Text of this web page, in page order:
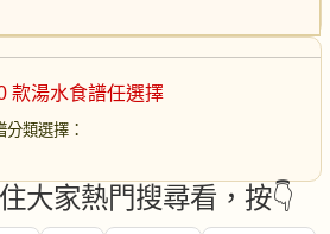
款湯水食譜任選擇
分類選擇 ：
大家熱門搜尋看，按👇